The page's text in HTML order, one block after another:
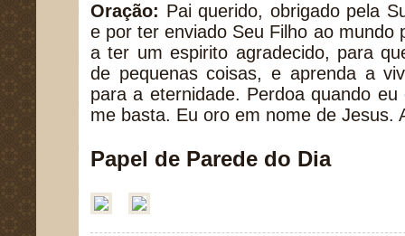
Oração: Pai querido, obrigado pela
e por ter enviado Seu Filho ao mundo
a ter um espirito agradecido, para
de pequenas coisas, e aprenda a
para a eternidade. Perdoa quando
me basta. Eu oro em nome de Jesus.
Papel de Parede do Dia